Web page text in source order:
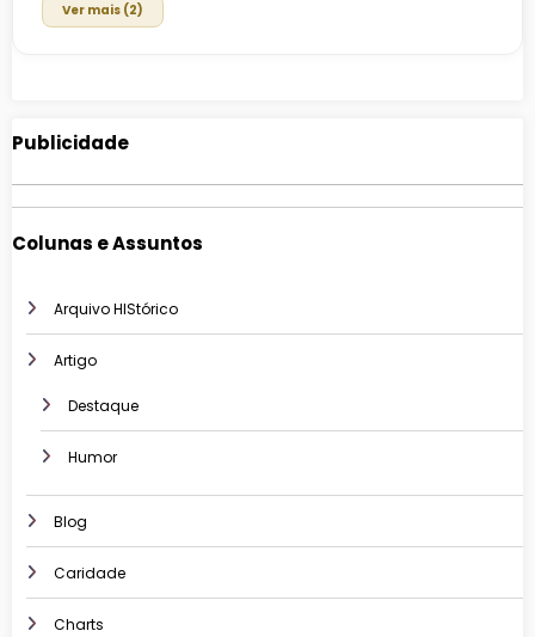
Ver mais (2)
Publicidade
Colunas e Assuntos
Arquivo HIStórico
Artigo
Destaque
Humor
Blog
Caridade
Charts